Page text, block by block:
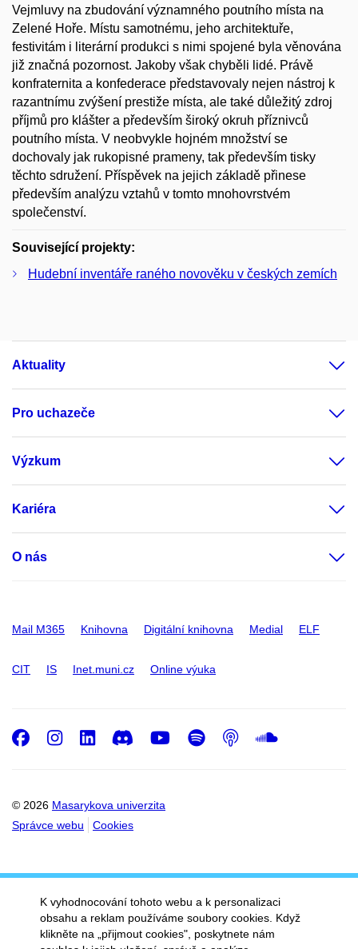
Vejmluvy na zbudování významného poutního místa na
Zelené Hoře. Místu samotnému, jeho architektuře,
festivitám i literární produkci s nimi spojené byla věnována
již značná pozornost. Jakoby však chyběli lidé. Právě
konfraternita a konfederace představovaly nejen nástroj k
razantnímu zvýšení prestiže místa, ale také důležitý zdroj
příjmů pro klášter a především široký okruh příznivců
poutního místa. V neobvykle hojném množství se
dochovaly jak rukopisné prameny, tak především tisky
těchto sdružení. Příspěvek na jejich základě přinese
především analýzu vztahů v tomto mnohovrstvém
společenství.
Související projekty:
Hudební inventáře raného novověku v českých zemích
Aktuality
Pro uchazeče
Výzkum
Kariéra
O nás
Mail M365 Knihovna Digitální knihovna Medial ELF
CIT IS Inet.muni.cz Online výuka
© 2026 Masarykova univerzita
Správce webu
Cookies
Facebook
Instagram
LinkedIn
DiscordYoutube
Spotify
Podcast
K vyhodnocování tohoto webu a k personalizaci
obsahu a reklam používáme soubory cookies. Když
klikněte na „přijmout cookies", poskytnete nám